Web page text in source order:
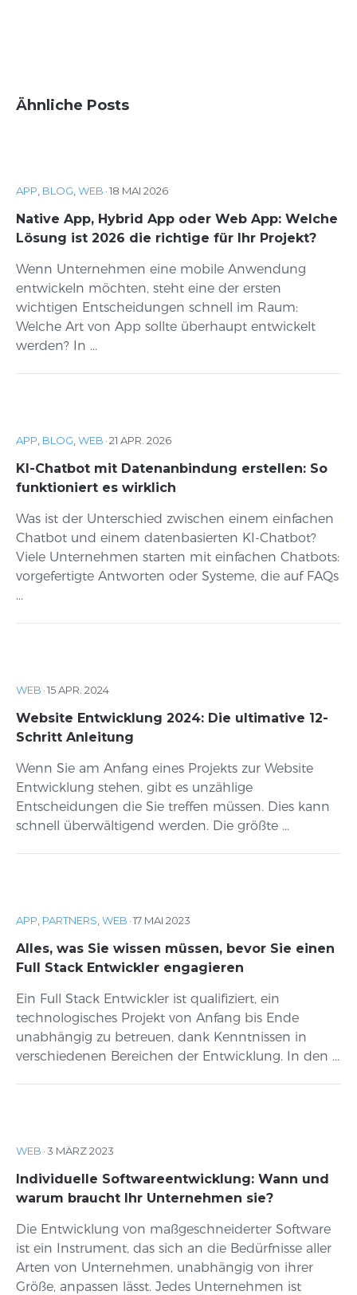
Ähnliche Posts
APP BLOG WEB ·18 MAI 2026
Native App, Hybrid App oder Web App: Welche
Lösung ist 2026 die richtige für Ihr Projekt?
Wenn Unternehmen eine mobile Anwendung
entwickeln möchten, steht eine der ersten
wichtigen Entscheidungen schnell im Raum:
Welche Art von App sollte überhaupt entwickelt
werden? In ...
APP BLOG WEB ·21 APR. 2026
KI-Chatbot mit Datenanbindung erstellen: So
funktioniert es wirklich
Was ist der Unterschied zwischen einem einfachen
Chatbot und einem datenbasierten KI-Chatbot?
Viele Unternehmen starten mit einfachen Chatbots:
vorgefertigte Antworten oder Systeme, die auf FAQs
...
WEB ·15 APR. 2024
Website Entwicklung 2024: Die ultimative 12-
Schritt Anleitung
Wenn Sie am Anfang eines Projekts zur Website
Entwicklung stehen, gibt es unzählige
Entscheidungen die Sie treffen müssen. Dies kann
schnell überwältigend werden. Die größte ...
APP PARTNERS WEB ·17 MAI 2023
Alles, was Sie wissen müssen, bevor Sie einen
Full Stack Entwickler engagieren
Ein Full Stack Entwickler ist qualifiziert, ein
technologisches Projekt von Anfang bis Ende
unabhängig zu betreuen, dank Kenntnissen in
verschiedenen Bereichen der Entwicklung. In den ...
WEB ·3 MÄRZ 2023
Individuelle Softwareentwicklung: Wann und
warum braucht Ihr Unternehmen sie?
Die Entwicklung von maßgeschneiderter Software
ist ein Instrument, das sich an die Bedürfnisse aller
Arten von Unternehmen, unabhängig von ihrer
Größe, anpassen lässt. Jedes Unternehmen ist